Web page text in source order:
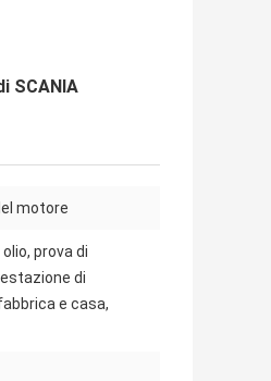
SCANIA
motore
prova di
di
e casa,